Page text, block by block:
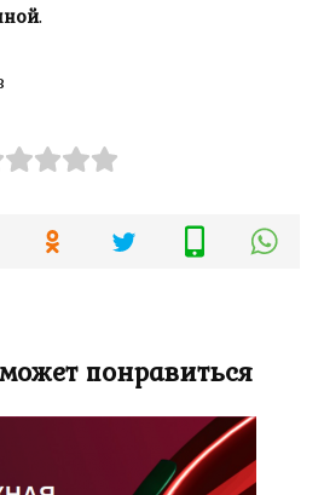
.
понравиться